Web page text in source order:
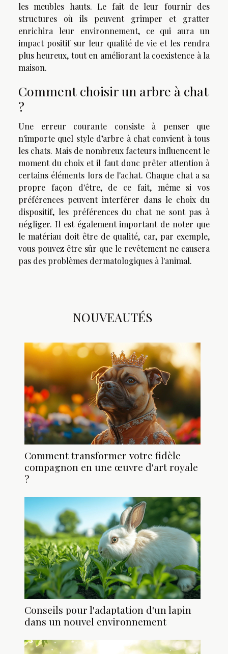
les meubles hauts. Le fait de leur fournir des
structures où ils peuvent grimper et gratter
enrichira leur environnement, ce qui aura un
impact positif sur leur qualité de vie et les rendra
plus heureux, tout en améliorant la coexistence à la
maison.
Comment choisir un arbre à chat
?
Une erreur courante consiste à penser que
n'importe quel style d’arbre à chat convient à tous
les chats. Mais de nombreux facteurs influencent le
moment du choix et il faut donc prêter attention à
certains éléments lors de l'achat. Chaque chat a sa
propre façon d'être, de ce fait, même si vos
préférences peuvent interférer dans le choix du
dispositif, les préférences du chat ne sont pas à
négliger. Il est également important de noter que
le matériau doit être de qualité, car, par exemple,
vous pouvez être sûr que le revêtement ne causera
pas des problèmes dermatologiques à l'animal.
NOUVEAUTÉS
Comment transformer votre fidèle
compagnon en une œuvre d'art royale
?
Conseils pour l'adaptation d'un lapin
dans un nouvel environnement